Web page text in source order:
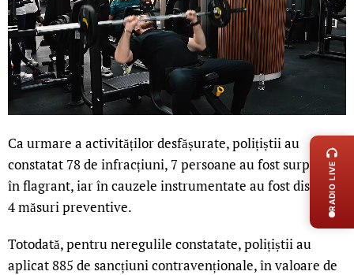
Ca urmare a activităților desfășurate, polițiștii au
constatat 78 de infracțiuni, 7 persoane au fost surprinse
în flagrant, iar în cauzele instrumentate au fost dispuse
4 măsuri preventive.
Totodată, pentru neregulile constatate, polițiștii au
aplicat 885 de sancțiuni contravenționale, în valoare de
RADIO LIVE